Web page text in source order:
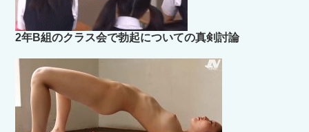
2年B組のクラス会で勃起についての真剣討論